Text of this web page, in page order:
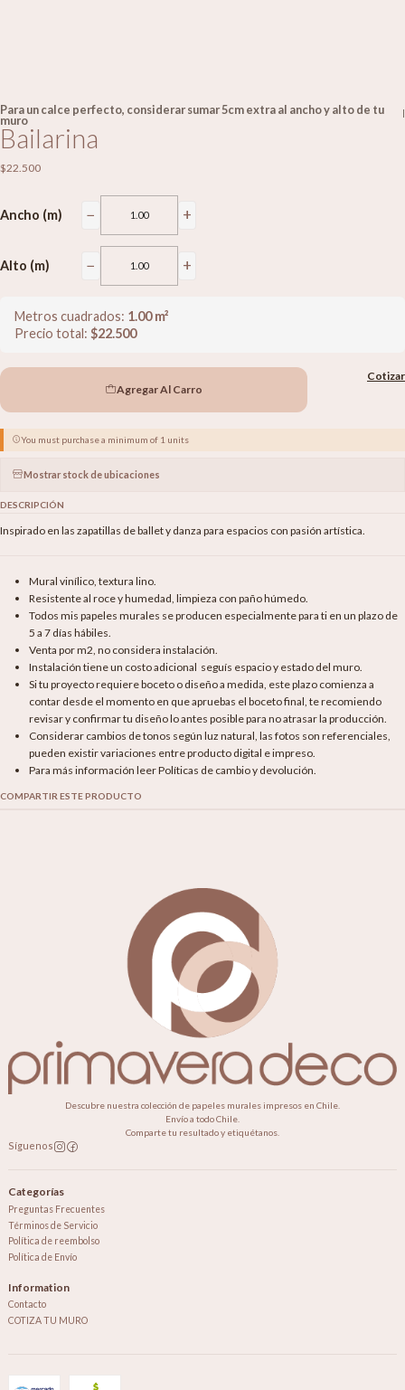
Para un calce perfecto, considerar sumar 5cm extra al ancho y alto de tu
muro
|
Bailarina
$22.500
Ancho (m) − +
Alto (m) − +
Metros cuadrados: 1.00m²
Precio total: $22.500
Agregar Al Carro
Cotizar
You must purchase a minimum of 1 units
Mostrar stock de ubicaciones
DESCRIPCIÓN
Inspirado en las zapatillas de ballet y danza para espacios con pasión artística.
Mural vinílico, textura lino.
Resistente al roce y humedad, limpieza con paño húmedo.
Todos mis papeles murales se producen especialmente para ti en un plazo de
5 a 7 días hábiles.
Venta por m2, no considera instalación.
Instalación tiene un costo adicional seguís espacio y estado del muro.
Si tu proyecto requiere boceto o diseño a medida, este plazo comienza a
contar desde el momento en que apruebas el boceto final, te recomiendo
revisar y confirmar tu diseño lo antes posible para no atrasar la producción.
Considerar cambios de tonos según luz natural, las fotos son referenciales,
pueden existir variaciones entre producto digital e impreso.
Para más información leer Políticas de cambio y devolución.
COMPARTIR ESTE PRODUCTO
Descubre nuestra colección de papeles murales impresos en Chile.
Envío a todo Chile.
Comparte tu resultado y etiquétanos.
Síguenos
Categorías
Preguntas Frecuentes
Términos de Servicio
Política de reembolso
Política de Envío
Information
Contacto
COTIZA TU MURO